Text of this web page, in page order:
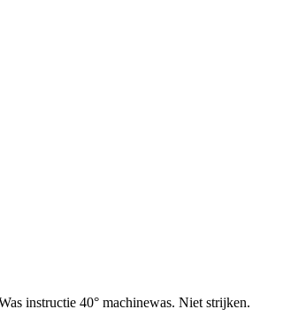
instructie 40° machinewas. Niet strijken.